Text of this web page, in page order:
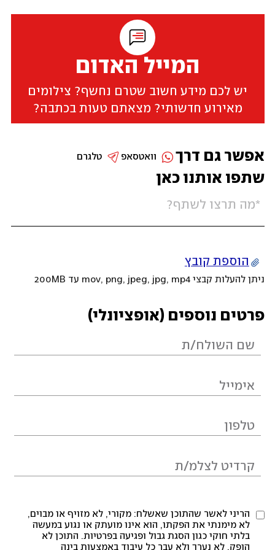
המייל האדום
יש לכם מידע חשוב שטרם נחשף? צילומים
מאירוע חדשותי? מצאתם טעות בכתבה?
שתפו אותנו כאן
הוספת קובץ
ניתן להעלות קבצי mov, png, jpeg, jpg, mp4 עד 200MB
פרטים נוספים (אופציונלי)
הריני לאשר שהתוכן שאשלח: מקורי, לא מזויף או מבוים,
לא מימנתי את הפקתו, הוא אינו מועתק או נגוע במעשה
בלתי חוקי כגון הסגת גבול ופגיעה בפרטיות. התוכן לא
הופק, לא נערך ולא עבר כל עיבוד באמצעות בינה
אפשר גם דרך טלגרם וואטסאפ